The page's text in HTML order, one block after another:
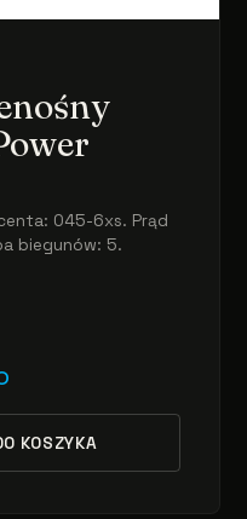
045-6xs. Prąd
biegunów: 5.
KOSZYKA